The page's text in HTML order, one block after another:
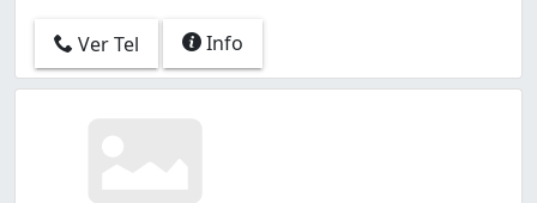
Ver Tel Info